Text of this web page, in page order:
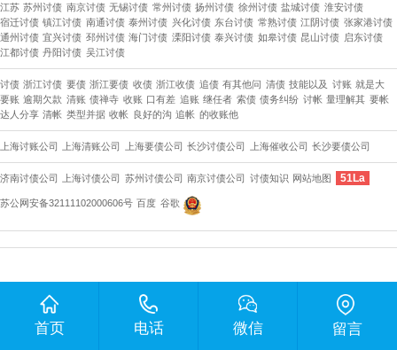
江苏 苏州讨债 南京讨债 无锡讨债 常州讨债 扬州讨债 徐州讨债 盐城讨债 淮安讨债
宿迁讨债 镇江讨债 南通讨债 泰州讨债 兴化讨债 东台讨债 常熟讨债 江阴讨债 张家港讨债
通州讨债 宜兴讨债 邳州讨债 海门讨债 溧阳讨债 泰兴讨债 如皋讨债 昆山讨债 启东讨债
江都讨债 丹阳讨债 吴江讨债
讨债 浙江讨债 要债 浙江要债 收债 浙江收债 追债 有其他问 清债 技能以及 讨账 就是大
要账 逾期欠款 清账 债禅寺 收账 口有差 追账 继任者 索债 债务纠纷 讨帐 量理解其 要帐
达人分享 清帐 类型并据 收帐 良好的沟 追帐 的收账他
上海讨账公司 上海清账公司 上海要债公司 ​长沙讨债公司 上海催收公司 长沙要债公司
首页 电话 微信 留言
济南讨债公司 上海讨债公司 苏州讨债公司 南京讨债公司 讨债知识 网站地图 51La
苏公网安备32111102000606号 百度 谷歌